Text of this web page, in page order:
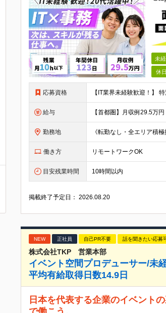
未
休
応募資格
給与
勤務地
働き方 リモートワークOK
目安残業時間 10時間以内
掲載終了予定日：2026.08.20
NEW 正社員 自己PR不要 話を聞きたい応募
株式会社TKP 営業本部
イベント空間プロデューサー/未
平均有給取得日数14.9日
日本を代表する企業のイベント